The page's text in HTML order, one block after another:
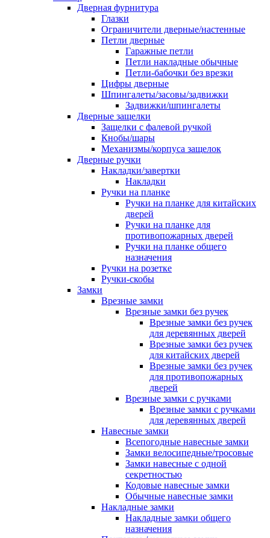
Дверная фурнитура
Глазки
Ограничители дверные/настенные
Петли дверные
Гаражные петли
Петли накладные обычные
Петли-бабочки без врезки
Цифры дверные
Шпингалеты/засовы/задвижки
Задвижки/шпингалеты
Дверные защелки
Защелки с фалевой ручкой
Кнобы/шары
Механизмы/корпуса защелок
Дверные ручки
Накладки/завертки
Накладки
Ручки на планке
Ручки на планке для китайских
дверей
Ручки на планке для
противопожарных дверей
Ручки на планке общего
назначения
Ручки на розетке
Ручки-скобы
Замки
Врезные замки
Врезные замки без ручек
Врезные замки без ручек
для деревянных дверей
Врезные замки без ручек
для китайских дверей
Врезные замки без ручек
для противопожарных
дверей
Врезные замки с ручками
Врезные замки с ручками
для деревянных дверей
Навесные замки
Всепогодные навесные замки
Замки велосипедные/тросовые
Замки навесные с одной
секретностью
Кодовые навесные замки
Обычные навесные замки
Накладные замки
Накладные замки общего
назначения